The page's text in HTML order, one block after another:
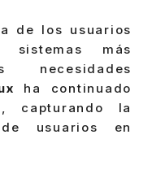
de los usuarios
sistemas más
ha continuado
capturando la
usuarios en